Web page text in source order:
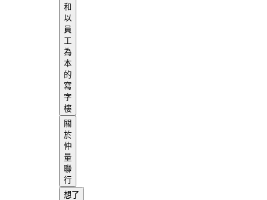
和
以
員
工
為
本
的
寫
字
樓
關
於
仲
量
聯
行
想了